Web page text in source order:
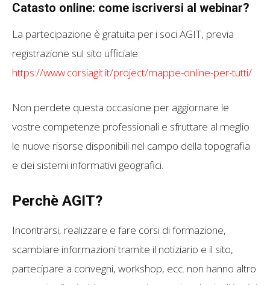
Catasto online: come iscriversi al webinar?
La partecipazione è gratuita per i soci AGIT, previa
registrazione sul sito ufficiale:
https://www.corsiagit.it/project/mappe-online-per-tutti/
Non perdete questa occasione per aggiornare le
vostre competenze professionali e sfruttare al meglio
le nuove risorse disponibili nel campo della topografia
e dei sistemi informativi geografici.
Perchè AGIT?
Incontrarsi, realizzare e fare corsi di formazione,
scambiare informazioni tramite il notiziario e il sito,
partecipare a convegni, workshop, ecc. non hanno altro